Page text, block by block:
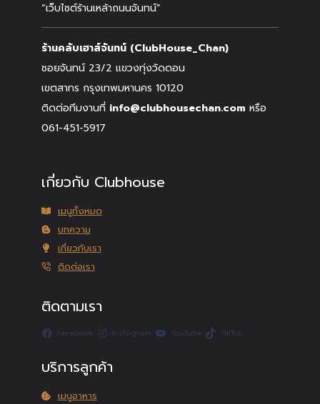
“เว็บไซต์ร้านเหล้าถนนจันทน์”
ร้านคลับเฮาส์จันทน์ (ClubHouse_Chan)
ซอยจันทน์ 23/2 แขวงทุ่งวัดดอน
เขตสาทร กรุงเทพมหานคร 10120
ติดต่อทีมงานที่ info@clubhousechan.com หรือ
061-451-5917
เกี่ยวกับ Clubhouse
เมนูทั้งหมด
บทความ
เกี่ยวกับเรา
ติดต่อเรา
ติดตามเรา
Facebook Instagram YouTube TikTok
บริการลูกค้า
เมนูอาหาร